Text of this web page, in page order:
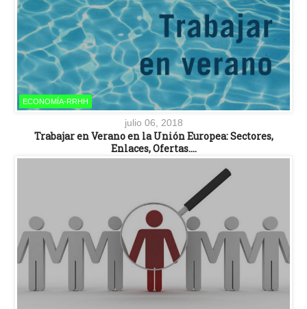
ECONOMÍA-RRHH
julio 06, 2018
Trabajar en Verano en la Unión Europea: Sectores,
Enlaces, Ofertas….